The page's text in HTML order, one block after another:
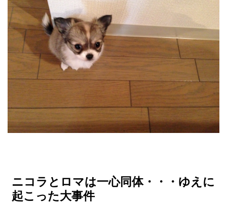
ニコラとロマは一心同体・・・ゆえに
起こった大事件